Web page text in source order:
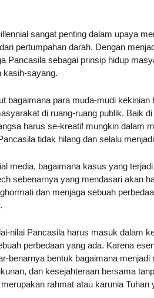
sangat penting dalam upaya
pertumpahan darah. Dengan
Pancasila sebagai prinsip hidup
kasih-sayang.
bagaimana para muda-mudi
di ruang-ruang publik. Baik
harus se-kreatif mungkin dalam
tidak hilang dan selalu
media, bagaimana kasus yang
sebenarnya yang mendasari akan
dan menjaga sebuah
nilai Pancasila harus masuk dalam
perbedaan yang ada. Karena
benarnya bentuk bagaimana
dan kesejahteraan bersama
rahmat atau karunia Tuhan